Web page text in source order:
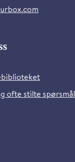
ofte stilte spørsmål